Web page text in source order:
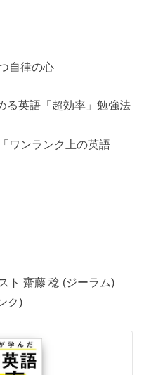
自律の心
る英語「超効率」勉強法
ワンランク上の英語
ト 齋藤 稔 (ジーラム)
ク)